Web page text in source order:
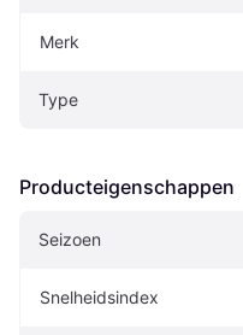
Merk
Type
Producteigenschappen
Seizoen
Snelheidsindex